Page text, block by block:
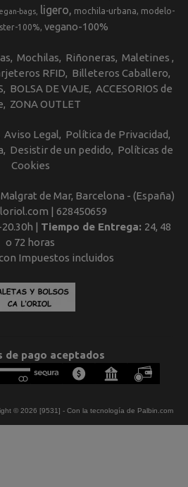
bags ligero mochila-urbana
modelo-
100% vegano-100%
Mochilas Riñoneras Maletines
RFID
Billeteros Caballero
BOLSA DE VIAJE ACCESORIOS de
ZONA OUTLET
Aviso Legal
Política de Privacidad
Desistir de un pedido
Políticas de
Cookies
de Mar, Barcelona - (España)
| 628450659
| Tiempo de Entrega: 24, 48
o 72 horas
Impuestos incluidos
de pago aceptados
© 2026 [9531] - Con la tecnología de Palbin.com